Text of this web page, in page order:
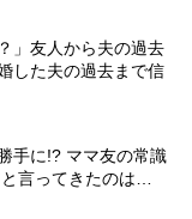
」友人から夫の過去
した夫の過去まで信
手に!? ママ友の常識
言ってきたのは…